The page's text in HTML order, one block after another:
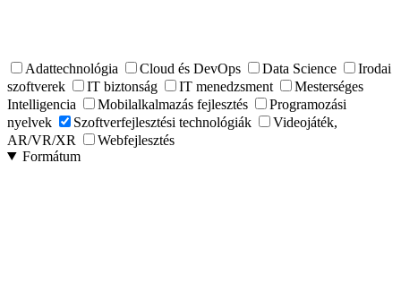
Adattechnológia Cloud és DevOps Data Science
Irodai
szoftverek
IT biztonság IT menedzsment
Mesterséges
Intelligencia
Mobilalkalmazás fejlesztés
Programozási
nyelvek
Szoftverfejlesztési technológiák
Videojáték,
AR/VR/XR
Webfejlesztés
Formátum